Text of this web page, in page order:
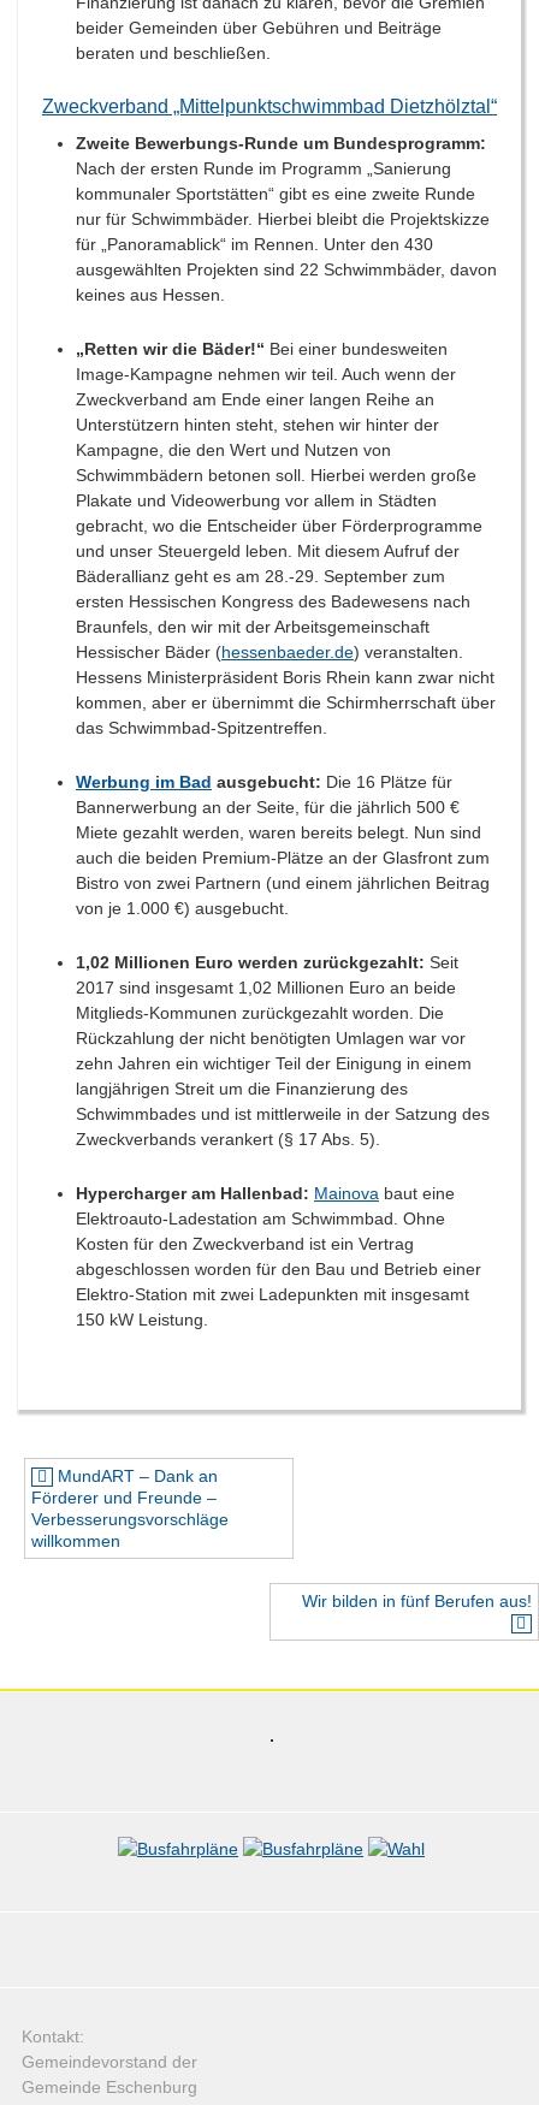
beider Gemeinden über Gebühren und Beiträge
beraten und beschließen.
Zweckverband „Mittelpunktschwimmbad Dietzhölztal“
Zweite Bewerbungs-Runde um Bundesprogramm:
Nach der ersten Runde im Programm „Sanierung
kommunaler Sportstätten“ gibt es eine zweite Runde
nur für Schwimmbäder. Hierbei bleibt die Projektskizze
für „Panoramablick“ im Rennen. Unter den 430
ausgewählten Projekten sind 22 Schwimmbäder, davon
keines aus Hessen.
„Retten wir die Bäder!“ Bei einer bundesweiten
Image-Kampagne nehmen wir teil. Auch wenn der
Zweckverband am Ende einer langen Reihe an
Unterstützern hinten steht, stehen wir hinter der
Kampagne, die den Wert und Nutzen von
Schwimmbädern betonen soll. Hierbei werden große
Plakate und Videowerbung vor allem in Städten
gebracht, wo die Entscheider über Förderprogramme
und unser Steuergeld leben. Mit diesem Aufruf der
Bäderallianz geht es am 28.-29. September zum
ersten Hessischen Kongress des Badewesens nach
Braunfels, den wir mit der Arbeitsgemeinschaft
Hessischer Bäder (hessenbaeder.de) veranstalten.
Hessens Ministerpräsident Boris Rhein kann zwar nicht
kommen, aber er übernimmt die Schirmherrschaft über
das Schwimmbad-Spitzentreffen.
Werbung im Bad ausgebucht: Die 16 Plätze für
Bannerwerbung an der Seite, für die jährlich 500 €
Miete gezahlt werden, waren bereits belegt. Nun sind
auch die beiden Premium-Plätze an der Glasfront zum
Bistro von zwei Partnern (und einem jährlichen Beitrag
von je 1.000 €) ausgebucht.
1,02 Millionen Euro werden zurückgezahlt: Seit
2017 sind insgesamt 1,02 Millionen Euro an beide
Mitglieds-Kommunen zurückgezahlt worden. Die
Rückzahlung der nicht benötigten Umlagen war vor
zehn Jahren ein wichtiger Teil der Einigung in einem
langjährigen Streit um die Finanzierung des
Schwimmbades und ist mittlerweile in der Satzung des
Zweckverbands verankert (§ 17 Abs. 5).
Hypercharger am Hallenbad: Mainova baut eine
Elektroauto-Ladestation am Schwimmbad. Ohne
Kosten für den Zweckverband ist ein Vertrag
abgeschlossen worden für den Bau und Betrieb einer
Elektro-Station mit zwei Ladepunkten mit insgesamt
150 kW Leistung.
Beitragsnavigation
MundART – Dank an
Förderer und Freunde –
Verbesserungsvorschläge
willkommen
Wir bilden in fünf Berufen aus!
Kontakt:
Gemeindevorstand der
Gemeinde Eschenburg